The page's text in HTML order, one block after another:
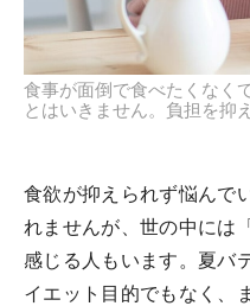
食事が面倒で食べたくなく
とはいきません。負担を抑
食欲が抑えられず悩んで
れませんが、世の中には
感じる人もいます。夏バ
イエット目的でもなく、